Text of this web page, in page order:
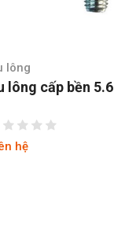
lông
lông cấp bền 5.6
hệ